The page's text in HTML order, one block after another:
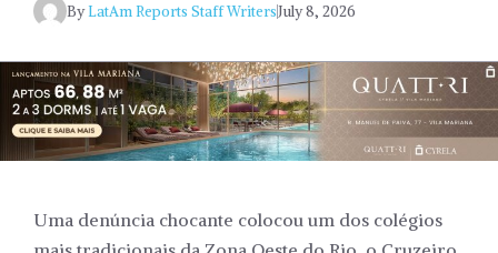
ByLatAm Reports Staff WritersJuly 8, 2026
Uma denúncia chocante colocou um dos colégios